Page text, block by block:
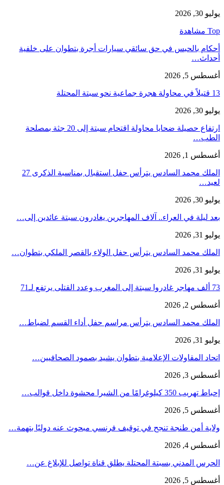
يوليو 30, 2026
Top مشاهدة
أحكام بالحبس في حق سائقي سيارات أجرة بتطوان على خلفية
أحداث…
أغسطس 5, 2026
13 قتيلاً في محاولة هجرة جماعية نحو سبتة المحتلة
يوليو 30, 2026
ارتفاع حصيلة ضحايا محاولة اقتحام سبتة إلى 20 جثة بمصلحة
الطب…
أغسطس 1, 2026
الملك محمد السادس يترأس حفل استقبال بمناسبة الذكرى 27
لعيد…
يوليو 30, 2026
بعد ليلة في العراء.. آلاف المهاجرين يغادرون سبتة عائدين إلى…
يوليو 31, 2026
الملك محمد السادس يترأس حفل الولاء بالقصر الملكي بتطوان…
يوليو 31, 2026
73 ألف مهاجر غادروا سبتة إلى المغرب وعدد القتلى يرتفع لـ71
أغسطس 2, 2026
الملك محمد السادس يترأس مراسم حفل أداء القسم لضباط…
يوليو 31, 2026
اتحاد المقاولات الإعلامية بتطوان يشيد بصمود الصحافيين…
أغسطس 3, 2026
إحباط تهريب 350 كيلوغرامًا من الشيرا محشوة داخل قوالب…
أغسطس 5, 2026
ولاية أمن طنجة تنجح في توقيف فرنسي مبحوث عنه دوليًا بتهمة…
أغسطس 4, 2026
الحرس المدني بسبتة المحتلة يطلق قناة تواصل للإبلاغ عن…
أغسطس 5, 2026